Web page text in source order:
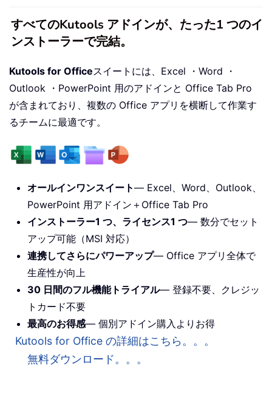
すべてのKutools アドインが、たった1 つのイ
ンストーラーで完結。
Kutools for Officeスイートには、Excel ・Word ・
Outlook ・PowerPoint 用のアドインと Office Tab Pro
が含まれており、複数の Office アプリを横断して作業す
るチームに最適です。
オールインワンスイート— Excel、Word、Outlook、
PowerPoint 用アドイン＋Office Tab Pro
インストーラー1 つ、ライセンス1 つ— 数分でセット
アップ可能（MSI 対応）
連携してさらにパワーアップ— Office アプリ全体で
生産性が向上
30 日間のフル機能トライアル— 登録不要、クレジッ
トカード不要
最高のお得感— 個別アドイン購入よりお得
Kutools for Office の詳細はこちら。。。
無料ダウンロード。。。